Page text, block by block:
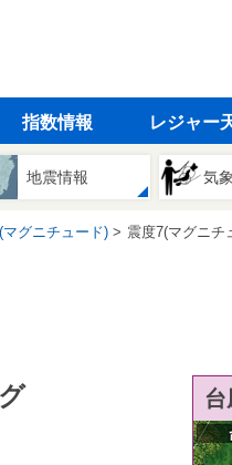
指数情報 レジャー
地震情報 気
グニチュード) 震度7(マグニチ